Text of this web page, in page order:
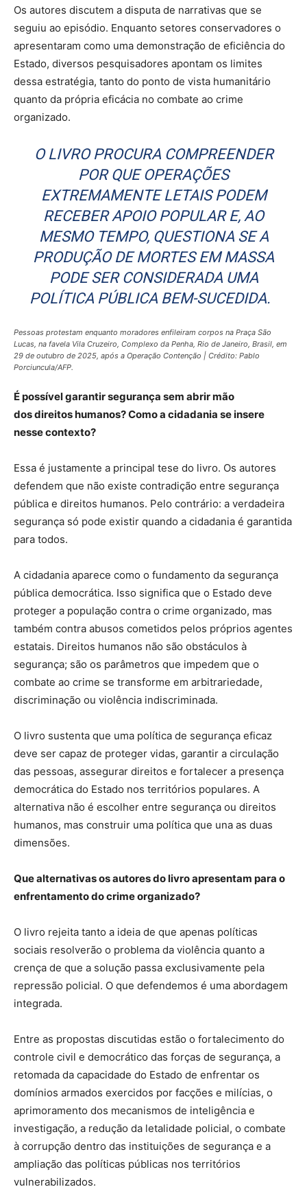
Os autores discutem a disputa de narrativas que se
seguiu ao episódio. Enquanto setores conservadores o
apresentaram como uma demonstração de eficiência do
Estado, diversos pesquisadores apontam os limites
dessa estratégia, tanto do ponto de vista humanitário
quanto da própria eficácia no combate ao crime
organizado.
O LIVRO PROCURA COMPREENDER
POR QUE OPERAÇÕES
EXTREMAMENTE LETAIS PODEM
RECEBER APOIO POPULAR E, AO
MESMO TEMPO, QUESTIONA SE A
PRODUÇÃO DE MORTES EM MASSA
PODE SER CONSIDERADA UMA
POLÍTICA PÚBLICA BEM-SUCEDIDA.
Pessoas protestam enquanto moradores enfileiram corpos na Praça São
Lucas, na favela Vila Cruzeiro, Complexo da Penha, Rio de Janeiro, Brasil, em
29 de outubro de 2025, após a Operação Contenção | Crédito: Pablo
Porciuncula/AFP.
É possível garantir segurança sem abrir mão
dos direitos humanos? Como a cidadania se insere
nesse contexto?
Essa é justamente a principal tese do livro. Os autores
defendem que não existe contradição entre segurança
pública e direitos humanos. Pelo contrário: a verdadeira
segurança só pode existir quando a cidadania é garantida
para todos.
A cidadania aparece como o fundamento da segurança
pública democrática. Isso significa que o Estado deve
proteger a população contra o crime organizado, mas
também contra abusos cometidos pelos próprios agentes
estatais. Direitos humanos não são obstáculos à
segurança; são os parâmetros que impedem que o
combate ao crime se transforme em arbitrariedade,
discriminação ou violência indiscriminada.
O livro sustenta que uma política de segurança eficaz
deve ser capaz de proteger vidas, garantir a circulação
das pessoas, assegurar direitos e fortalecer a presença
democrática do Estado nos territórios populares. A
alternativa não é escolher entre segurança ou direitos
humanos, mas construir uma política que una as duas
dimensões.
Que alternativas os autores do livro apresentam para o
enfrentamento do crime organizado?
O livro rejeita tanto a ideia de que apenas políticas
sociais resolverão o problema da violência quanto a
crença de que a solução passa exclusivamente pela
repressão policial. O que defendemos é uma abordagem
integrada.
Entre as propostas discutidas estão o fortalecimento do
controle civil e democrático das forças de segurança, a
retomada da capacidade do Estado de enfrentar os
domínios armados exercidos por facções e milícias, o
aprimoramento dos mecanismos de inteligência e
investigação, a redução da letalidade policial, o combate
à corrupção dentro das instituições de segurança e a
ampliação das políticas públicas nos territórios
vulnerabilizados.